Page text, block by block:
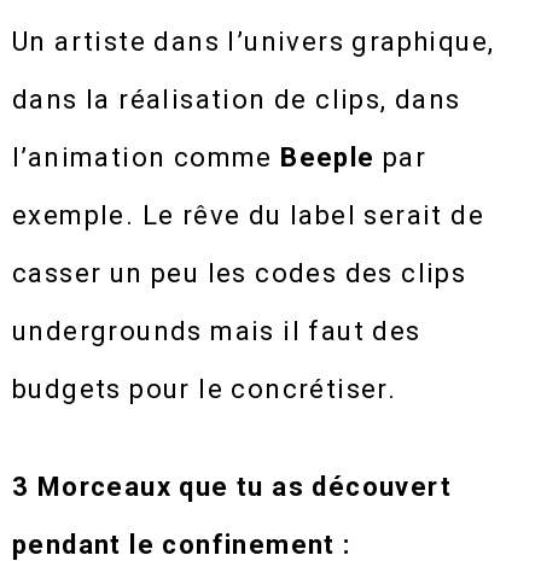
Un artiste dans l’univers graphique,
dans la réalisation de clips, dans
l’animation comme Beeple par
exemple. Le rêve du label serait de
casser un peu les codes des clips
undergrounds mais il faut des
budgets pour le concrétiser.
3 Morceaux que tu as découvert
pendant le confinement :